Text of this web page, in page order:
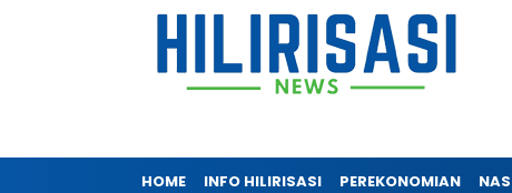
HOME INFO HILIRISASI PEREKONOMIAN